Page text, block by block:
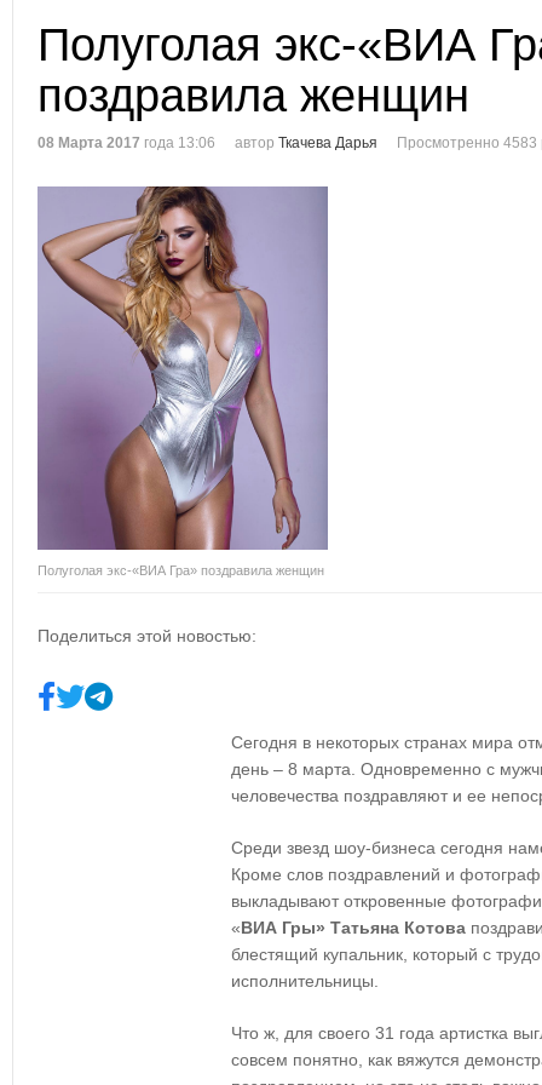
Полуголая экс-«ВИА
поздравила женщин
08 Марта 2017 года 13:06 автор Ткачева Дарья Просмотренно 4583
Полуголая экс-«ВИА Гра» поздравила женщин
Поделиться этой новостью:
Сегодня в некоторых странах мира
день – 8 марта. Одновременно с
человечества поздравляют и ее
Среди звезд шоу-бизнеса сегодня
Кроме слов поздравлений и
выкладывают откровенные
«ВИА Гры» Татьяна Котова
блестящий купальник, который с
исполнительницы.
Что ж, для своего 31 года артистка
совсем понятно, как вяжутся